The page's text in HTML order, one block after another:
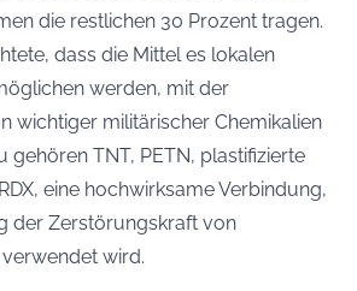
die restlichen 30 Prozent tragen.
dass die Mittel es lokalen
werden, mit der
wichtiger militärischer Chemikalien
gehören TNT, PETN, plastifizierte
eine hochwirksame Verbindung,
der Zerstörungskraft von
wird.